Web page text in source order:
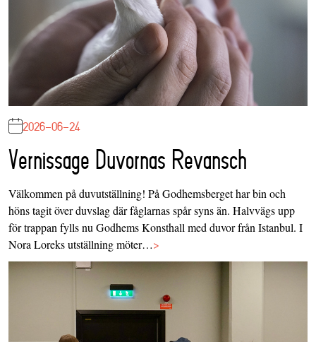
2026-06-24
Vernissage Duvornas Revansch
Välkommen på duvutställning! På Godhemsberget har bin och
höns tagit över duvslag där fåglarnas spår syns än. Halvvägs upp
för trappan fylls nu Godhems Konsthall med duvor från Istanbul. I
Nora Loreks utställning möter…>